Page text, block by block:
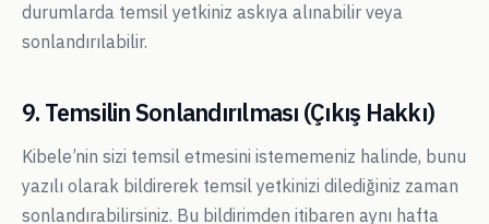
durumlarda temsil yetkiniz askıya alınabilir veya
sonlandırılabilir.
9. Temsilin Sonlandırılması (Çıkış Hakkı)
Kibele’nin sizi temsil etmesini istememeniz halinde, bunu
yazılı olarak bildirerek temsil yetkinizi dilediğiniz zaman
sonlandırabilirsiniz. Bu bildirimden itibaren aynı hafta